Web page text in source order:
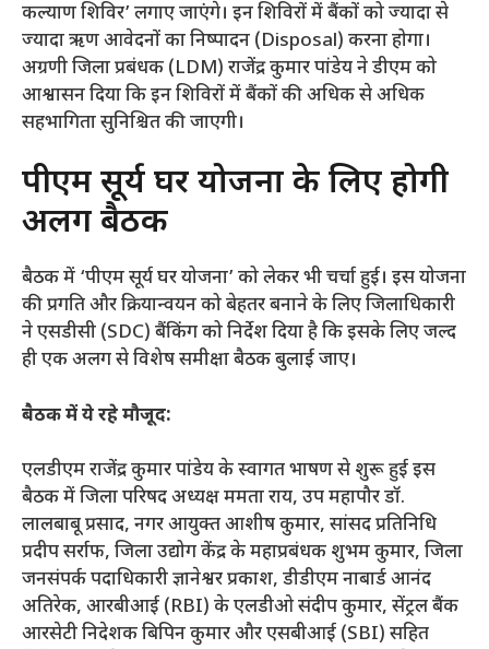
कल्याण शिविर’ लगाए जाएंगे। इन शिविरों में बैंकों को ज्यादा से
ज्यादा ऋण आवेदनों का निष्पादन (Disposal) करना होगा।
अग्रणी जिला प्रबंधक (LDM) राजेंद्र कुमार पांडेय ने डीएम को
आश्वासन दिया कि इन शिविरों में बैंकों की अधिक से अधिक
सहभागिता सुनिश्चित की जाएगी।
​पीएम सूर्य घर योजना के लिए होगी
अलग बैठक
​बैठक में ‘पीएम सूर्य घर योजना’ को लेकर भी चर्चा हुई। इस योजना
की प्रगति और क्रियान्वयन को बेहतर बनाने के लिए जिलाधिकारी
ने एसडीसी (SDC) बैंकिंग को निर्देश दिया है कि इसके लिए जल्द
ही एक अलग से विशेष समीक्षा बैठक बुलाई जाए।
बैठक में ये रहे मौजूद:
एलडीएम राजेंद्र कुमार पांडेय के स्वागत भाषण से शुरू हुई इस
बैठक में जिला परिषद अध्यक्ष ममता राय, उप महापौर डॉ.
लालबाबू प्रसाद, नगर आयुक्त आशीष कुमार, सांसद प्रतिनिधि
प्रदीप सर्राफ, जिला उद्योग केंद्र के महाप्रबंधक शुभम कुमार, जिला
जनसंपर्क पदाधिकारी ज्ञानेश्वर प्रकाश, डीडीएम नाबार्ड आनंद
अतिरेक, आरबीआई (RBI) के एलडीओ संदीप कुमार, सेंट्रल बैंक
आरसेटी निदेशक बिपिन कुमार और एसबीआई (SBI) सहित